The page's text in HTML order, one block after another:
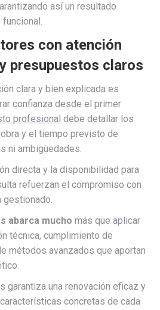
así un resultado
con atención
presupuestos claros
clara y bien explicada es
confianza desde el primer
profesional debe detallar los
y el tiempo previsto de
ni ambigüedades.
directa y la disponibilidad para
refuerzan el compromiso con
gestionado.
abarca mucho más que aplicar
técnica, cumplimiento de
métodos avanzados que aportan
garantiza una renovación eficaz y
concretas de cada